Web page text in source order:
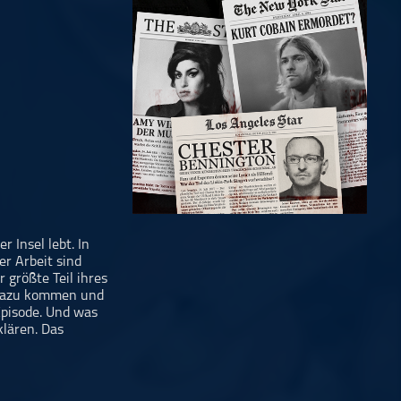
Insel lebt. In
Arbeit sind
größte Teil ihres
kommen und
Und was
Das